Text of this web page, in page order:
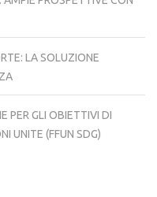
LA SOLUZIONE
PER GLI OBIETTIVI DI
UNITE (FFUN SDG)